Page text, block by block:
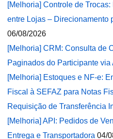
[Melhoria] Controle de
entre Lojas – Direcionamento
06/08/2026
[Melhoria] CRM: Consulta de
Paginados do Participante via
[Melhoria] Estoques e NF-e:
Fiscal à SEFAZ para Notas
Requisição de Transferência
[Melhoria] API: Pedidos de
Entrega e Transportadora 04/